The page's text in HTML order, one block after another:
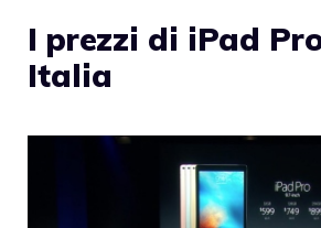
I prezzi di iPad
Italia